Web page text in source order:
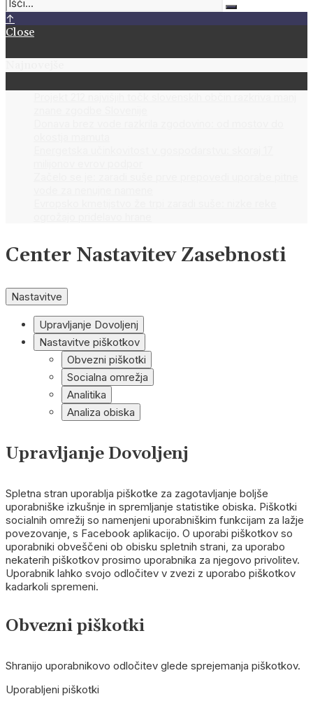
↑
Close
Center Nastavitev Zasebnosti
Nastavitve
Upravljanje Dovoljenj
Nastavitve piškotkov
Obvezni piškotki
Socialna omrežja
Analitika
Analiza obiska
Upravljanje Dovoljenj
Spletna stran uporablja piškotke za zagotavljanje boljše
uporabniške izkušnje in spremljanje statistike obiska. Piškotki
socialnih omrežij so namenjeni uporabniškim funkcijam za lažje
povezovanje, s Facebook aplikacijo. O uporabi piškotkov so
uporabniki obveščeni ob obisku spletnih strani, za uporabo
nekaterih piškotkov prosimo uporabnika za njegovo privolitev.
Uporabnik lahko svojo odločitev v zvezi z uporabo piškotkov
kadarkoli spremeni.
Obvezni piškotki
Shranijo uporabnikovo odločitev glede sprejemanja piškotkov.
Uporabljeni piškotki